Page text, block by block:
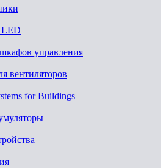
управления
вентиляторов
for Buildings